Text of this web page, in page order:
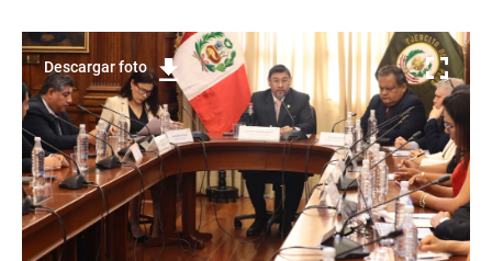
Descargar foto